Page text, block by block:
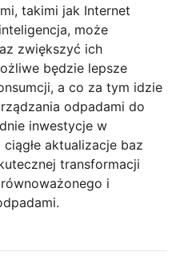
takimi jak Internet
może
zwiększyć ich
będzie lepsze
a co za tym idzie
odpadami do
inwestycje w
aktualizacje baz
transformacji
i